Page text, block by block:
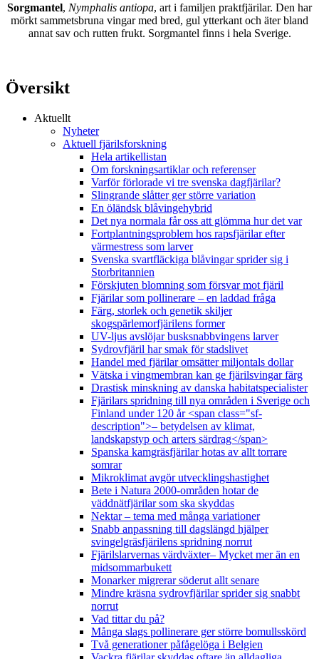
Sorgmantel, Nymphalis antiopa, art i familjen praktfjärilar. Den har
mörkt sammetsbruna vingar med bred, gul ytterkant och äter bland
annat sav och rutten frukt. Sorgmantel finns i hela Sverige.
Översikt
Aktuellt
Nyheter
Aktuell fjärilsforskning
Hela artikellistan
Om forskningsartiklar och referenser
Varför förlorade vi tre svenska dagfjärilar?
Slingrande slåtter ger större variation
En öländsk blåvingehybrid
Det nya normala får oss att glömma hur det var
Fortplantningsproblem hos rapsfjärilar efter
värmestress som larver
Svenska svartfläckiga blåvingar sprider sig i
Storbritannien
Förskjuten blomning som försvar mot fjäril
Fjärilar som pollinerare – en laddad fråga
Färg, storlek och genetik skiljer
skogspärlemorfjärilens former
UV-ljus avslöjar busksnabbvingens larver
Sydrovfjäril har smak för stadslivet
Handel med fjärilar omsätter miljontals dollar
Vätska i vingmembran kan ge fjärilsvingar färg
Drastisk minskning av danska habitatspecialister
Fjärilars spridning till nya områden i Sverige och
Finland under 120 år <span class="sf-
description">– betydelsen av klimat,
landskapstyp och arters särdrag</span>
Spanska kamgräsfjärilar hotas av allt torrare
somrar
Mikroklimat avgör utvecklingshastighet
Bete i Natura 2000-områden hotar de
väddnätfjärilar som ska skyddas
Nektar – tema med många variationer
Snabb anpassning till dagslängd hjälper
svingelgräsfjärilens spridning norrut
Fjärilslarvernas värdväxter– Mycket mer än en
midsommarbukett
Monarker migrerar söderut allt senare
Mindre kräsna sydrovfjärilar sprider sig snabbt
norrut
Vad tittar du på?
Många slags pollinerare ger större bomullsskörd
Två generationer påfågelöga i Belgien